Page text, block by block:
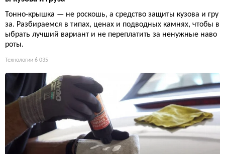
Тонно-крышка — не роскошь, а средство защиты кузова и гру
за. Разбираемся в типах, ценах и подводных камнях, чтобы в
ыбрать лучший вариант и не переплатить за ненужные наво
роты.
Технологии 6 035